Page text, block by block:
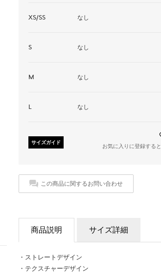
XS/SS なし
S なし
M なし
L なし
サイズガイド
お気に入りに登録すると
この商品に関するお問い合わせ
商品説明 サイズ詳細
・ストレートデザイン
・テクスチャーデザイン